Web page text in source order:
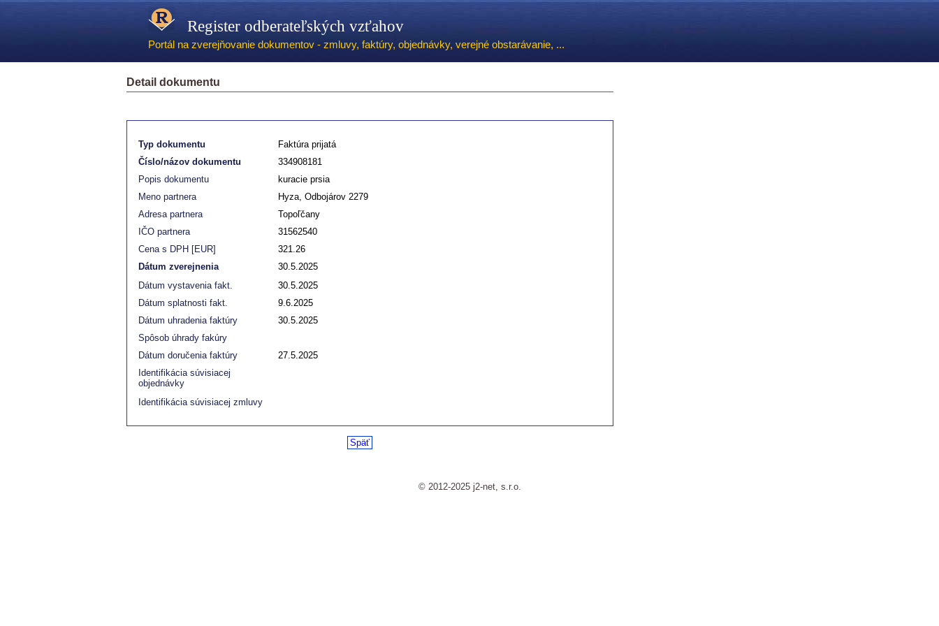
Register odberateľských vzťahov
Portál na zverejňovanie dokumentov - zmluvy, faktúry, objednávky, verejné obstarávanie, ...
Detail dokumentu
Typ dokumentu
Faktúra prijatá
Číslo/názov dokumentu
334908181
Popis dokumentu
kuracie prsia
Meno partnera
Hyza, Odbojárov 2279
Adresa partnera
Topoľčany
IČO partnera
31562540
Cena s DPH [EUR]
321.26
Dátum zverejnenia
30.5.2025
Dátum vystavenia fakt.
30.5.2025
Dátum splatnosti fakt.
9.6.2025
Dátum uhradenia faktúry
30.5.2025
Spôsob úhrady fakúry
Dátum doručenia faktúry
27.5.2025
Identifikácia súvisiacej
objednávky
Identifikácia súvisiacej zmluvy
Späť
© 2012-2025 j2-net, s.r.o.